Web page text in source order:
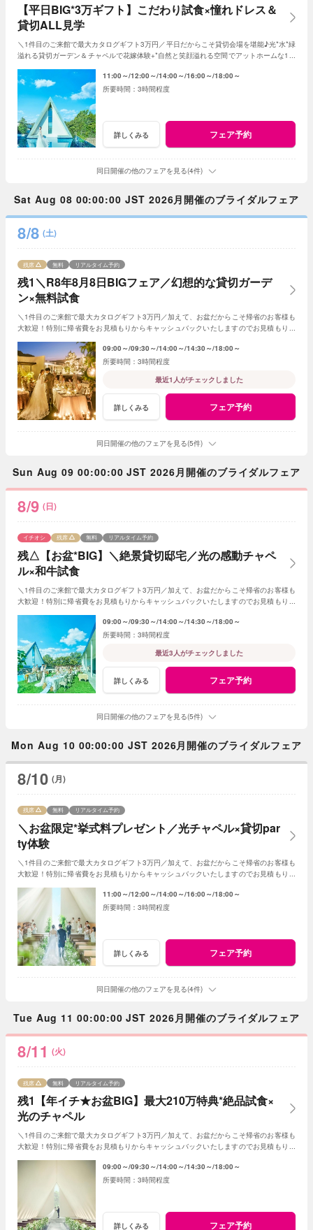
【平日BIG*3万ギフト】こだわり試食×憧れドレス＆
貸切ALL見学
＼1件目のご来館で最大カタログギフト3万円／平日だからこそ貸切会場を堪能♪光*水*緑
溢れる貸切ガーデン＆チャペルで花嫁体験+*自然と笑顔溢れる空間でアットホームな1日
11:00～ 12:00～ 14:00～ 16:00～ 18:00～
3時間程度
詳しくみる フェア予約
同日開催の他のフェアを見る(4件)
Sat Aug 08 00:00:00 JST 2026月開催のブライダルフェア
8/8 (土)
残1＼R8年8月8日BIGフェア／幻想的な貸切ガーデ
ン×無料試食
残席 無料 リアルタイム予約
＼1件目のご来館で最大カタログギフト3万円／加えて、お盆だからこそ帰省のお客様も
大歓迎！特別に帰省費をお見積もりからキャッシュバックいたしますのでお見積もり作
09:00～ 09:30～ 14:00～ 14:30～ 18:00～
3時間程度
最近1人がチェックしました
詳しくみる フェア予約
同日開催の他のフェアを見る(5件)
Sun Aug 09 00:00:00 JST 2026月開催のブライダルフェア
8/9 (日)
残△【お盆*BIG】＼絶景貸切邸宅／光の感動チャペ
ル×和牛試食
イチオシ 残席 無料 リアルタイム予約
＼1件目のご来館で最大カタログギフト3万円／加えて、お盆だからこそ帰省のお客様も
大歓迎！特別に帰省費をお見積もりからキャッシュバックいたしますのでお見積もり作
09:00～ 09:30～ 14:00～ 14:30～ 18:00～
3時間程度
最近3人がチェックしました
詳しくみる フェア予約
同日開催の他のフェアを見る(5件)
Mon Aug 10 00:00:00 JST 2026月開催のブライダルフェア
8/10 (月)
＼お盆限定*挙式料プレゼント／光チャペル×貸切par
ty体験
残席 無料 リアルタイム予約
＼1件目のご来館で最大カタログギフト3万円／加えて、お盆だからこそ帰省のお客様も
大歓迎！特別に帰省費をお見積もりからキャッシュバックいたしますのでお見積もり作
11:00～ 12:00～ 14:00～ 16:00～ 18:00～
3時間程度
詳しくみる フェア予約
同日開催の他のフェアを見る(4件)
Tue Aug 11 00:00:00 JST 2026月開催のブライダルフェア
8/11 (火)
残1【年イチ★お盆BIG】最大210万特典*絶品試食×
光のチャペル
残席 無料 リアルタイム予約
＼1件目のご来館で最大カタログギフト3万円／加えて、お盆だからこそ帰省のお客様も
大歓迎！特別に帰省費をお見積もりからキャッシュバックいたしますのでお見積もり作
09:00～ 09:30～ 14:00～ 14:30～ 18:00～
3時間程度
詳しくみる フェア予約